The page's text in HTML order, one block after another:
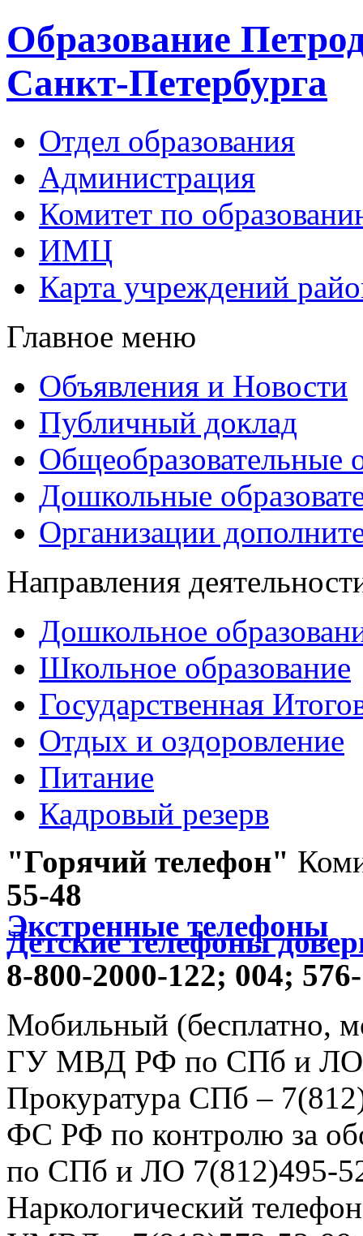
Образование
Санкт-Петербурга
Отдел образования
Администрация
Комитет по
ИМЦ
Карта учреждений
Главное меню
Объявления и Новости
Публичный доклад
Общеобразовательные
Дошкольные
Организации
Направления
Дошкольное
Школьное образование
Государственная
Отдых и оздоровление
Питание
Кадровый резерв
"Горячий телефон"
55-48
Экстренные телефоны
Детские телефоны
8-800-2000-122; 004;
Мобильный (бесплатно,
ГУ МВД РФ по СПб и ЛО
Прокуратура СПб –
ФС РФ по контролю за
по СПб и ЛО 7(812)495-
Наркологический